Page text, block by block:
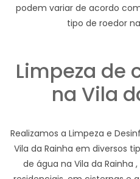
podem variar de acordo
tipo de roedor
Limpeza de
na Vila
Realizamos a Limpeza e
Vila da Rainha em diversos
de água na Vila da Rainha